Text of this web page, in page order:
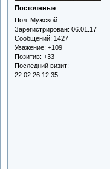
Постоянные
Пол: Мужской
Зарегистрирован: 06.01.17
Сообщений: 1427
Уважение: +109
Позитив: +33
Последний визит:
22.02.26 12:35